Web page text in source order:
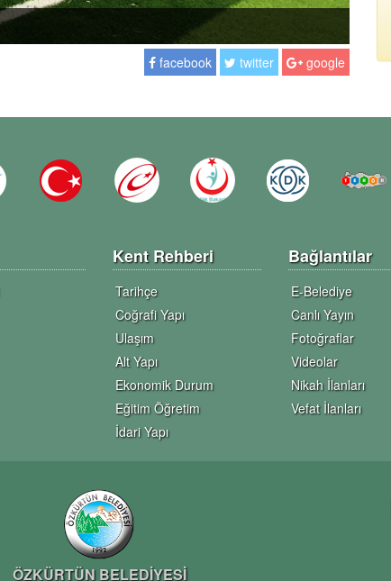
facebook
twitter
google
Kent Rehberi
Tarihçe
Coğrafi Yapı
Ulaşım
Alt Yapı
Ekonomik Durum
Eğitim Öğretim
İdari Yapı
Bağlantılar
E-Belediye
Canlı Yayın
Fotoğraflar
Videolar
Nikah İlanları
Vefat İlanları
ÖZKÜRTÜN BELEDİYESİ